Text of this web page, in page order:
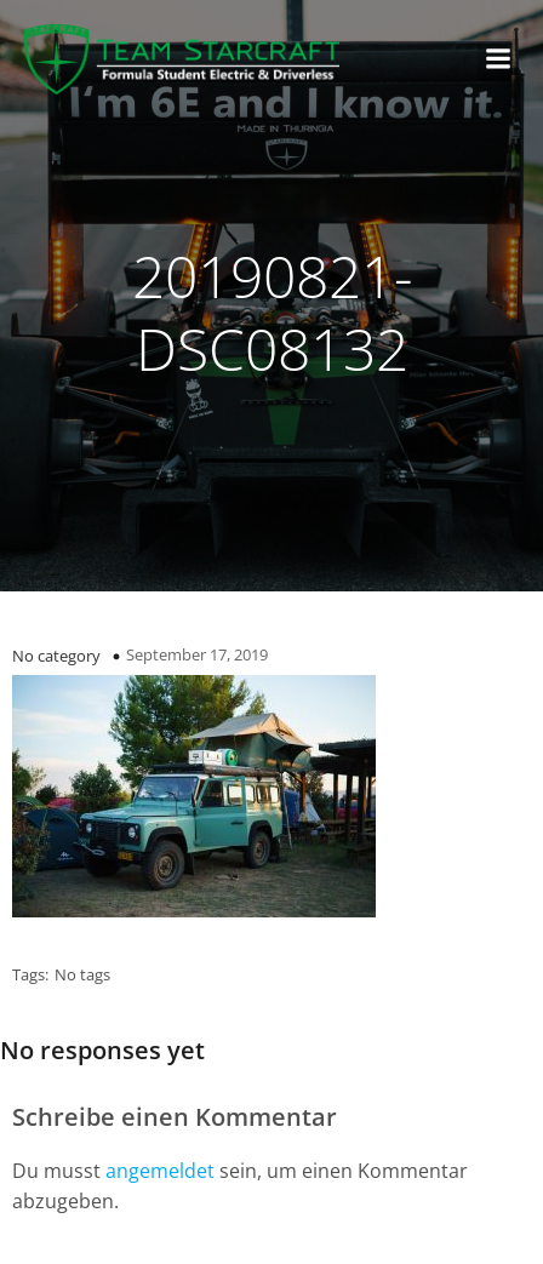
20190821-
DSC08132
No category September 17, 2019
Tags: No tags
No responses yet
Schreibe einen Kommentar
Du musstangemeldet sein, um einen Kommentar
abzugeben.